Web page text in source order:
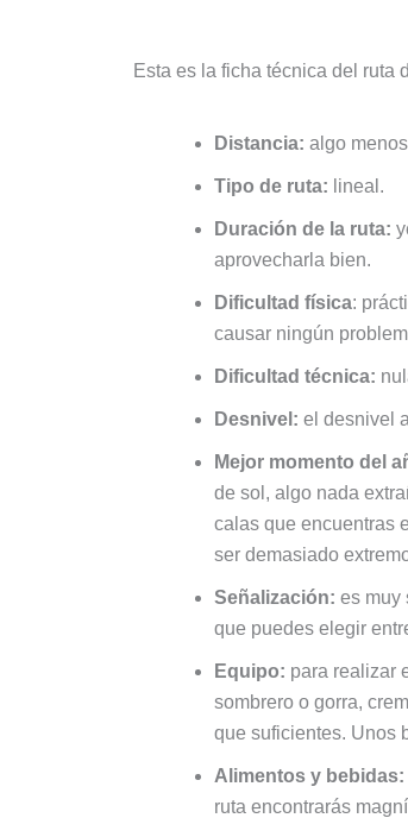
Esta es la ficha técnica del ruta
Distancia: algo
Tipo de ruta: lineal.
Duración de la ruta:
aprovecharla bien.
Dificultad física:
causar ningún
Dificultad técnica:
Desnivel: el desnivel
Mejor momento del
de sol, algo nada
calas que encuentras
ser demasiado
Señalización: es muy
que puedes elegir
Equipo: para realizar
sombrero o gorra,
que suficientes. Unos
Alimentos y bebidas:
ruta encontrarás